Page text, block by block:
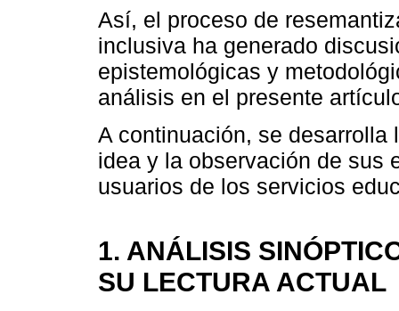
Así, el proceso de
inclusiva ha generado
epistemológicas y
análisis en el presente
A continuación, se desarrolla
idea y la observación de sus
usuarios de los servicios
1. ANÁLISIS
SU LECTURA ACTUAL